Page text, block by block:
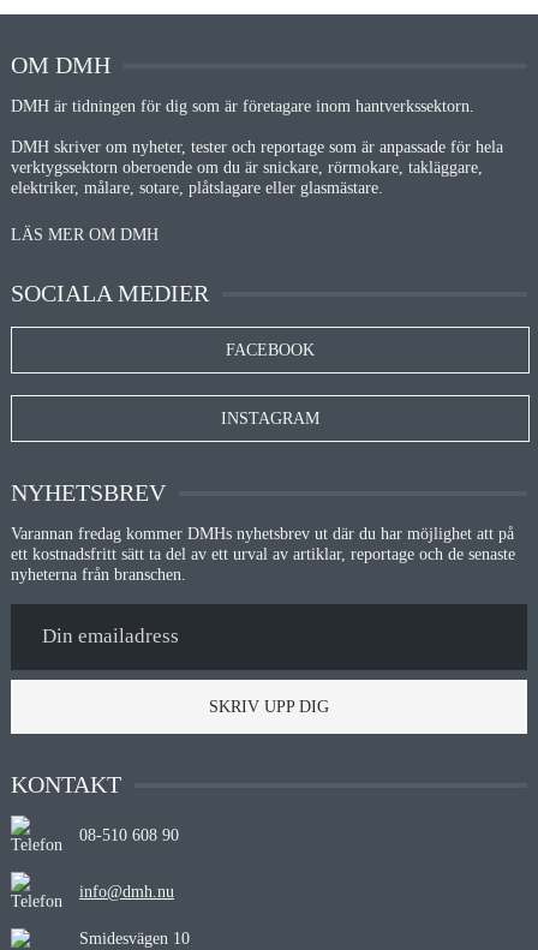
OM DMH
DMH är tidningen för dig som är företagare inom hantverkssektorn.
DMH skriver om nyheter, tester och reportage som är anpassade för hela
verktygssektorn oberoende om du är snickare, rörmokare, takläggare,
elektriker, målare, sotare, plåtslagare eller glasmästare.
LÄS MER OM DMH
SOCIALA MEDIER
FACEBOOK
INSTAGRAM
NYHETSBREV
Varannan fredag kommer DMHs nyhetsbrev ut där du har möjlighet att på
ett kostnadsfritt sätt ta del av ett urval av artiklar, reportage och de senaste
nyheterna från branschen.
SKRIV UPP DIG
KONTAKT
08-510 608 90
info@dmh.nu
Smidesvägen 10